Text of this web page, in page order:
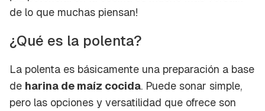
de lo que muchas piensan!
¿Qué es la polenta?
La polenta es básicamente una preparación a base
de harina de maíz cocida. Puede sonar simple,
pero las opciones y versatilidad que ofrece son